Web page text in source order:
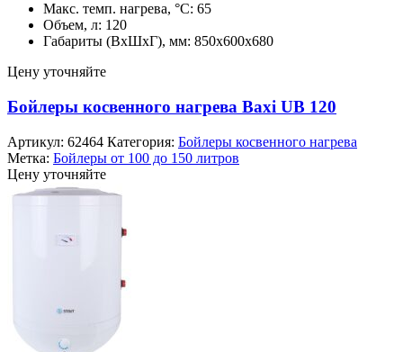
Макс. темп. нагрева, °С: 65
Объем, л: 120
Габариты (ВхШхГ), мм: 850х600х680
Цену уточняйте
Бойлеры косвенного нагрева Baxi UB 120
Артикул: 62464 Категория: Бойлеры косвенного нагрева
Метка: Бойлеры от 100 до 150 литров
Цену уточняйте